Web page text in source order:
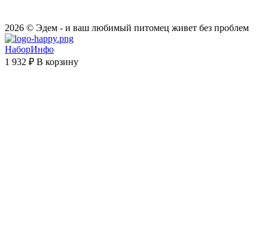
2026 © Эдем - и ваш любимый питомец живет без проблем
НаборИнфо
1 932 ₽ В корзину